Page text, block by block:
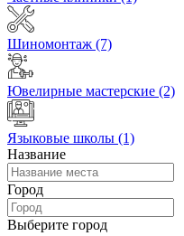
Шиномонтаж (7)
Ювелирные мастерские (2)
Языковые школы (1)
Название
Город
Выберите город